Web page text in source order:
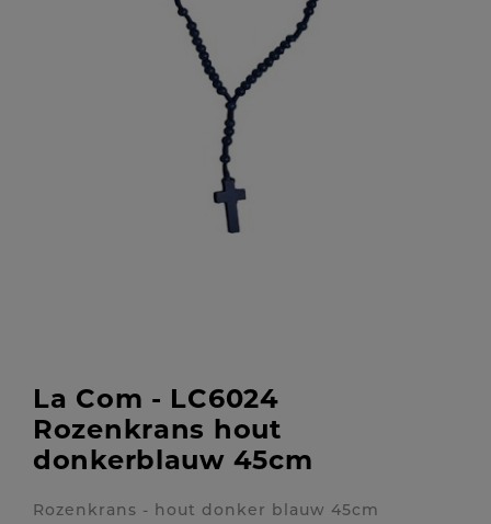
La Com - LC6024
Rozenkrans hout
donkerblauw 45cm
Rozenkrans - hout donker blauw 45cm